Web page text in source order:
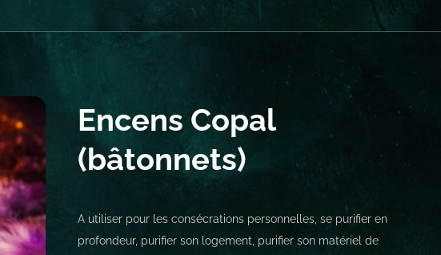
Encens Copal
(bâtonnets)
A utiliser pour les consécrations personnelles, se purifier en
profondeur, purifier son logement, purifier son matériel de